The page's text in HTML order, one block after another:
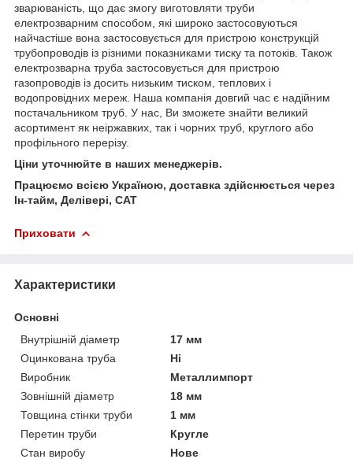
зварюваність, що дає змогу виготовляти труби
електрозварним способом, які широко застосовуються
найчастіше вона застосовується для пристрою конструкцій
трубопроводів із різними показниками тиску та потоків. Також
електрозварна труба застосовується для пристрою
газопроводів із досить низьким тиском, теплових і
водопровідних мереж. Наша компанія довгий час є надійним
постачальником труб. У нас, Ви зможете знайти великий
асортимент як неіржавких, так і чорних труб, круглого або
профільного перерізу.
Ціни уточнюйте в наших менеджерів.
Працюємо всією Україною, доставка здійснюється через
Ін-тайм, Делівері, САТ
Приховати
Характеристики
Основні
Внутрішній діаметр
17 мм
Оцинкована труба
Ні
Виробник
Металлимпорт
Зовнішній діаметр
18 мм
Товщина стінки труби
1 мм
Перетин труби
Кругле
Стан виробу
Нове